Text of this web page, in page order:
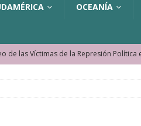
OCEANÍA
de las Víctimas de la Represión Política
los lugares que visitamos o